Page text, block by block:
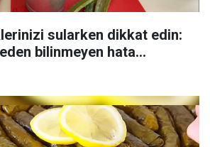
sularken dikkat edin:
bilinmeyen hata...